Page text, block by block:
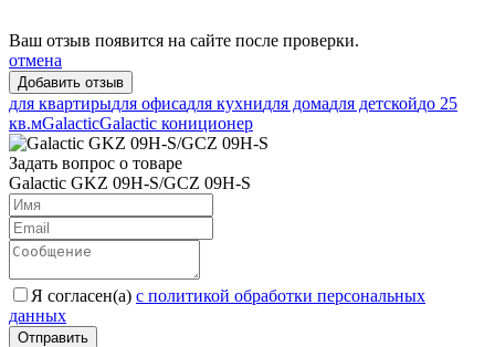
Ваш отзыв появится на сайте после проверки.
отмена
для квартирыдля офисадля кухнидля домадля детскойдо 25
кв.мGalacticGalactic кониционер
Задать вопрос о товаре
Galactic GKZ 09H-S/GCZ 09H-S
Я согласен(a) с политикой обработки персональных
данных
Отправить